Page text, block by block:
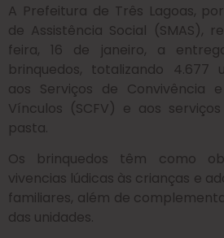
A Prefeitura de Três Lagoas,
de Assistência Social (SMAS),
feira, 16 de janeiro, a
brinquedos, totalizando 4.677
aos Serviços de Convivência
Vínculos (SCFV) e aos
pasta.
Os brinquedos têm como
vivencias lúdicas às crianças e
familiares, além de
das unidades.